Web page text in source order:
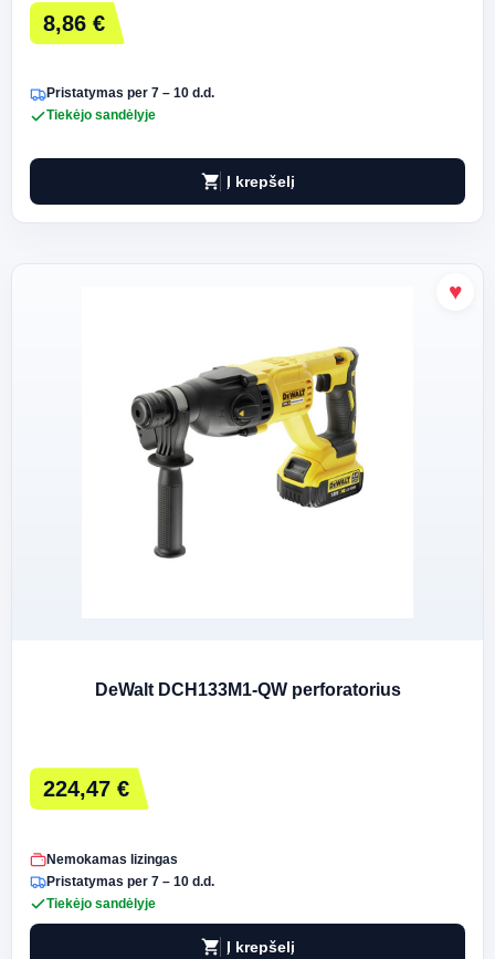
8,86 €
Pristatymas per 7 – 10 d.d.
Tiekėjo sandėlyje
shopping_cart Į krepšelį
DeWalt DCH133M1-QW perforatorius
224,47 €
Nemokamas lizingas
Pristatymas per 7 – 10 d.d.
Tiekėjo sandėlyje
shopping_cart Į krepšelį